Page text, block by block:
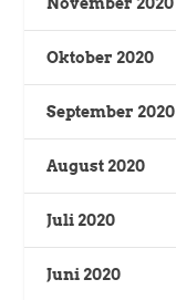
Oktober 2020
September 2020
August 2020
Juli 2020
Juni 2020